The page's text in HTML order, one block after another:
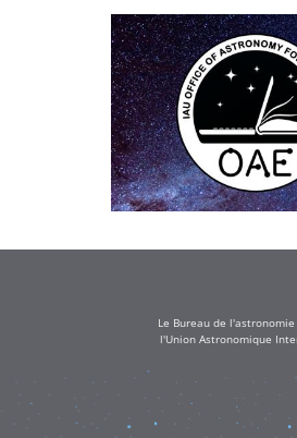
Le Bureau de
l'Union Astronomique